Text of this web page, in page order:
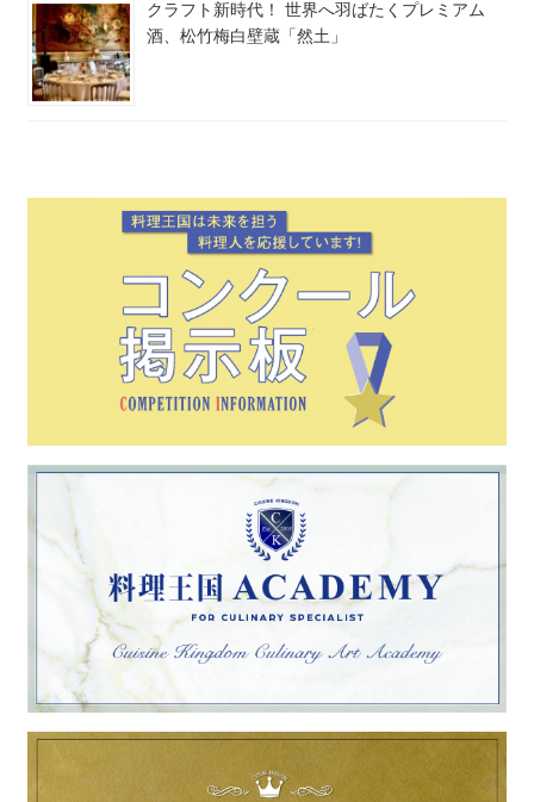
クラフト新時代！ 世界へ羽ばたくプレミアム
酒、松竹梅白壁蔵「然土」